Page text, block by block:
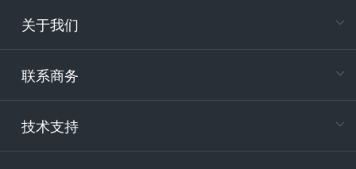
关于我们
联系商务
技术支持
电
400-